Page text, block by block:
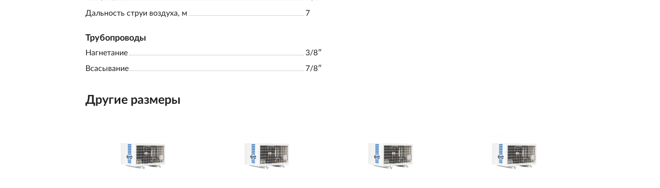
Дальность струи воздуха, м
7
Трубопроводы
Нагнетание
3/8ʺ
Всасывание
7/8ʺ
Другие размеры